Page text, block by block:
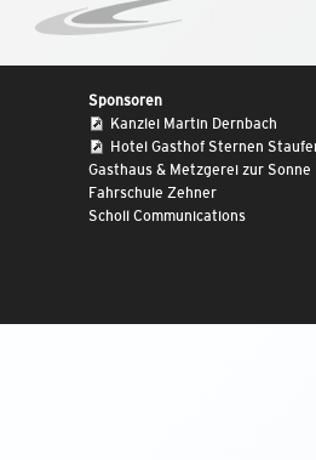
Sponsoren
Kanzlei Martin Dernbach
Hotel Gasthof Sternen
Gasthaus & Metzgerei zur Sonne
Fahrschule Zehner
Scholl Communications